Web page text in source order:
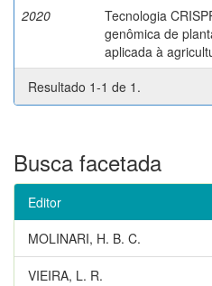
2020
Tecnologia
genômica de
aplicada à
Resultado 1-1 de 1.
Busca facetada
Editor
MOLINARI, H. B. C.
VIEIRA, L. R.